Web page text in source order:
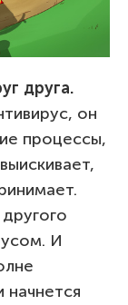
друга.
он
процессы,
И